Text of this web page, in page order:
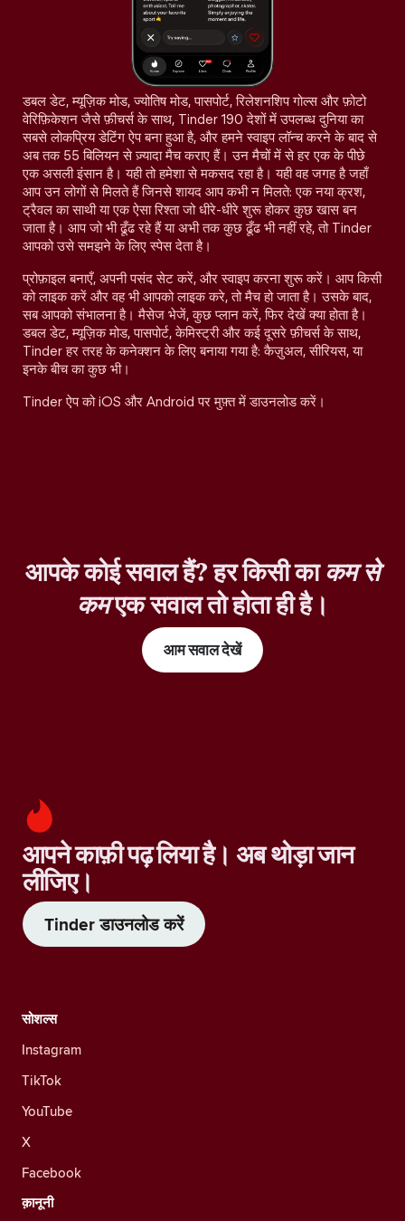
डबल डेट, म्यूज़िक मोड, ज्योतिष मोड, पासपोर्ट, रिलेशनशिप गोल्स और फ़ोटो
वेरिफ़िकेशन जैसे फ़ीचर्स के साथ, Tinder 190 देशों में उपलब्ध दुनिया का
सबसे लोकप्रिय डेटिंग ऐप बना हुआ है, और हमने स्वाइप लॉन्च करने के बाद से
अब तक 55 बिलियन से ज़्यादा मैच कराए हैं। उन मैचों में से हर एक के पीछे
एक असली इंसान है। यही तो हमेशा से मकसद रहा है। यही वह जगह है जहाँ
आप उन लोगों से मिलते हैं जिनसे शायद आप कभी न मिलते: एक नया क्रश,
ट्रैवल का साथी या एक ऐसा रिश्ता जो धीरे-धीरे शुरू होकर कुछ खास बन
जाता है। आप जो भी ढूँढ रहे हैं या अभी तक कुछ ढूँढ भी नहीं रहे, तो Tinder
आपको उसे समझने के लिए स्पेस देता है।
प्रोफ़ाइल बनाएँ, अपनी पसंद सेट करें, और स्वाइप करना शुरू करें। आप किसी
को लाइक करें और वह भी आपको लाइक करे, तो मैच हो जाता है। उसके बाद,
सब आपको संभालना है। मैसेज भेजें, कुछ प्लान करें, फिर देखें क्या होता है।
डबल डेट, म्यूज़िक मोड, पासपोर्ट, केमिस्ट्री और कई दूसरे फ़ीचर्स के साथ,
Tinder हर तरह के कनेक्शन के लिए बनाया गया है: कैज़ुअल, सीरियस, या
इनके बीच का कुछ भी।
Tinder ऐप को iOS और Android पर मुफ़्त में डाउनलोड करें।
आपके कोई सवाल हैं? हर किसी काकम से
कमएक सवाल तो होता ही है।
आम सवाल देखें
आपने काफ़ी पढ़ लिया है। अब थोड़ा जान
लीजिए।
Tinder डाउनलोड करें
सोशल्स
Instagram
TikTok
YouTube
X
Facebook
क़ानूनी